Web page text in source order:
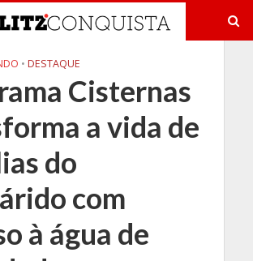
• DESTAQUE
Cisternas
a vida de
do
com
à água de